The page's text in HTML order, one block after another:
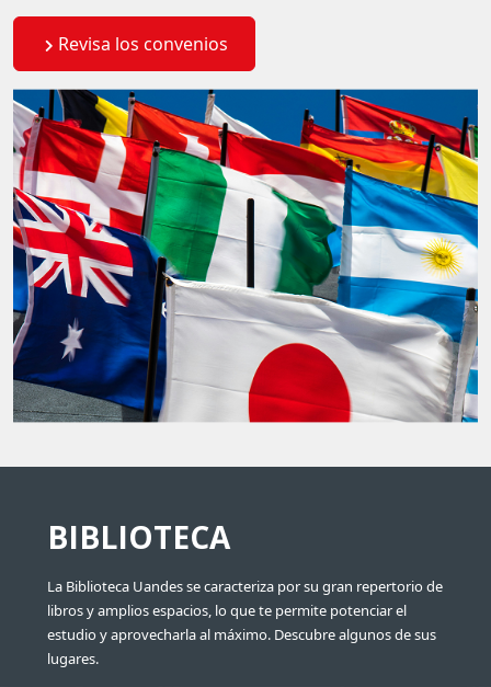
Revisa los convenios
BIBLIOTECA
La Biblioteca Uandes se caracteriza por su gran repertorio de
libros y amplios espacios, lo que te permite potenciar el
estudio y aprovecharla al máximo. Descubre algunos de sus
lugares.